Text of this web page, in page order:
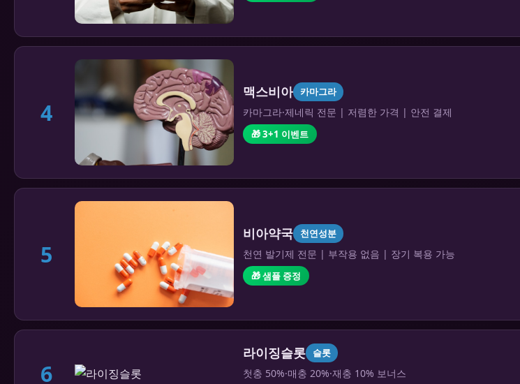
4
맥스비아 카마그라
카마그라·제네릭 전문 | 저렴한 가격 | 안전 결제
🎁 3+1 이벤트
5
비아약국 천연성분
천연 발기제 전문 | 부작용 없음 | 장기 복용 가능
🎁 샘플 증정
6
라이징슬롯 슬롯
첫충 50%·매충 20%·재충 10% 보너스